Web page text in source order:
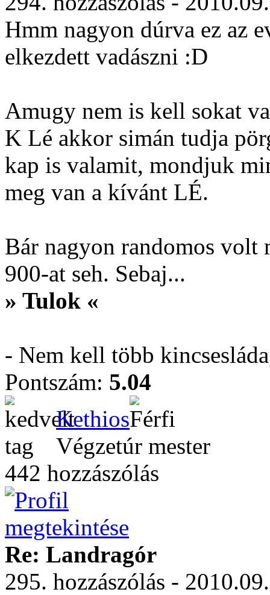
Hmm nagyon dúrva ez az
elkezdett vadászni :D
Amugy nem is kell sokat
K Lé akkor simán tudja
kap is valamit, mondjuk
meg van a kívánt LÉ.
Bár nagyon randomos
900-at seh. Sebaj...
» Tulok «
- Nem kell több
Pontszám: 5.04
Kethios
Végzetúr mester
442 hozzászólás
Re: Landragór
295. hozzászólás -